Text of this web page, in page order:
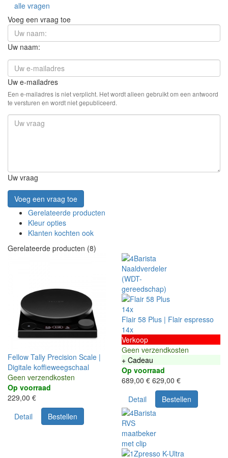
alle vragen
Voeg een vraag toe
Uw naam:
Uw e-mailadres
Een e-mailadres is niet verplicht. Het wordt alleen gebruikt om een antwoord
te versturen en wordt niet gepubliceerd.
Uw vraag
Voeg een vraag toe
Gerelateerde producten
Kleur opties
Klanten kochten ook
Gerelateerde producten (8)
Fellow Tally Precision Scale |
Digitale koffieweegschaal
Geen verzendkosten
Op voorraad
229,00 €
Detail
Bestellen
14x
Flair 58 Plus | Flair espresso
14x
Verkoop
Geen verzendkosten
+ Cadeau
Op voorraad
689,00 € 629,00 €
Detail
Bestellen